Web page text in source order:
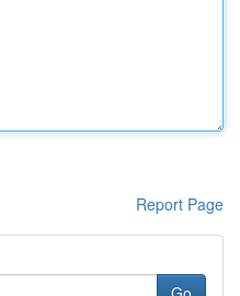
Report Page